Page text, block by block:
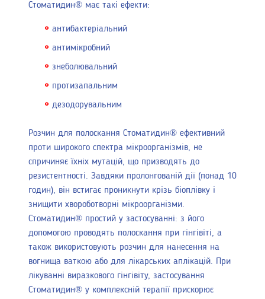
Стоматидин® має такі ефекти:
антибактеріальний
антимікробний
знеболювальний
протизапальним
дезодорувальним
Розчин для полоскання Стоматидин® ефективний
проти широкого спектра мікроорганізмів, не
спричиняє їхніх мутацій, що призводять до
резистентності. Завдяки пролонгованій дії (понад 10
годин), він встигає проникнути крізь біоплівку і
знищити хвороботворні мікроорганізми.
Стоматидин® простий у застосуванні: з його
допомогою проводять полоскання при гінгівіті, а
також використовують розчин для нанесення на
вогнища ваткою або для лікарських аплікацій. При
лікуванні виразкового гінгівіту, застосування
Стоматидин® у комплексній терапії прискорює